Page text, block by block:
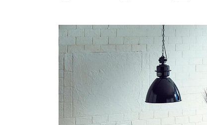
加工技術
商品情報
ATELIER MOKUBAの一枚板テーブル
ATELIER MOKUBAの一枚板×異素材
特別なダイニングチェア
一枚板用のテーブル脚